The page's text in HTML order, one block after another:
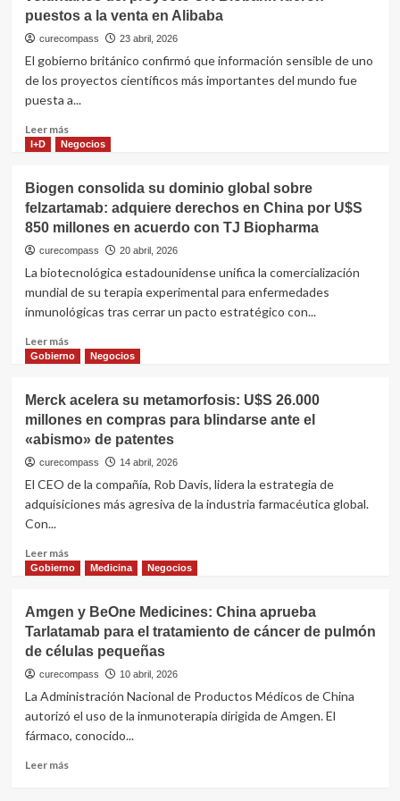
avanzado
su
“escudo”
medicamentos
críticos:
¿oportunidad
los
laboratorios
puestos a la venta en Alibaba
curecompass 23 abril, 2026
El gobierno británico confirmó que información sensible de uno
de los proyectos científicos más importantes del mundo fue
puesta a...
Leer másLeer
más
privados
sobre
la
salud
500.000
voluntarios
del
UK
Biobank
puestos
a
en
Alibaba
I+D Negocios
Biogen consolida su dominio global sobre
felzartamab: adquiere derechos en China por U$S
850 millones en acuerdo con TJ Biopharma
curecompass 20 abril, 2026
La biotecnológica estadounidense unifica la comercialización
mundial de su terapia experimental para enfermedades
inmunológicas tras cerrar un pacto estratégico con...
Leer másLeer
más
consolida
su
dominio
global
felzartamab:
adquiere
China
por
850
millones
en
acuerdo
con
TJ
Biopharma
Gobierno Negocios
Merck acelera su metamorfosis: U$S 26.000
millones en compras para blindarse ante el
«abismo» de patentes
curecompass 14 abril, 2026
El CEO de la compañía, Rob Davis, lidera la estrategia de
adquisiciones más agresiva de la industria farmacéutica global.
Con...
Leer másLeer
más
acelera
su
metamorfosis:
U$S
millones
en
compras
blindarse
Gobierno Medicina Negocios
Amgen y BeOne Medicines: China aprueba
Tarlatamab para el tratamiento de cáncer de pulmón
de células pequeñas
curecompass 10 abril, 2026
La Administración Nacional de Productos Médicos de China
autorizó el uso de la inmunoterapia dirigida de Amgen. El
fármaco, conocido...
Leer másLeer